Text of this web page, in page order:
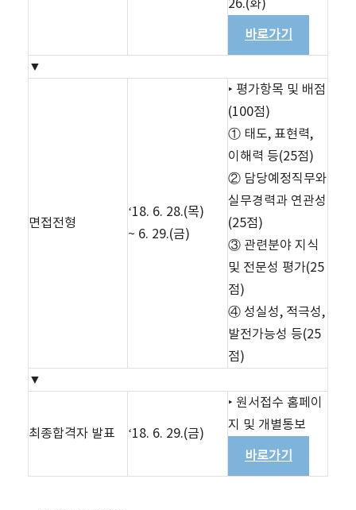
26.(화)
바로가기
▼
면접전형
‘18. 6. 28.(목)
~ 6. 29.(금)
‣ 평가항목 및 배점
(100점)
① 태도, 표현력,
이해력 등(25점)
② 담당예정직무와
실무경력과 연관성
(25점)
③ 관련분야 지식
및 전문성 평가(25
점)
④ 성실성, 적극성,
발전가능성 등(25
점)
▼
최종합격자 발표 ‘18. 6. 29.(금)
‣ 원서접수 홈페이
지 및 개별통보
바로가기